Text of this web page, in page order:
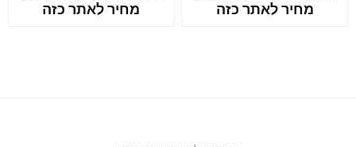
מחיר לאתר כזה
מחיר לאתר כזה